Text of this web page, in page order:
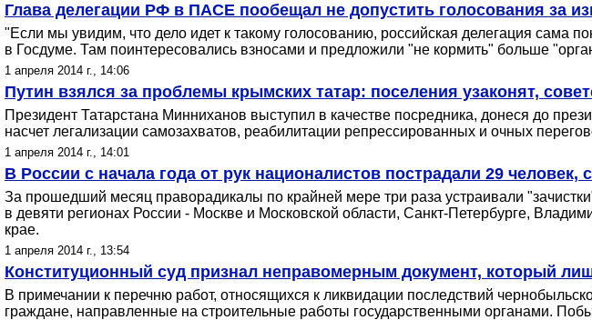
Глава делегации РФ в ПАСЕ пообещал не допустить голосования за
"Если мы увидим, что дело идет к такому голосованию, российская делегация сама
в Госдуме. Там поинтересовались взносами и предложили "не кормить" больше
1 апреля 2014 г., 14:06
Путин взялся за проблемы крымских татар: поселения узаконят,
Президент Татарстана Минниханов выступил в качестве посредника, донеся до
насчет легализации самозахватов, реабилитации репрессированных и очных
1 апреля 2014 г., 14:01
В России с начала года от рук националистов пострадали 29 человек,
За прошедший месяц праворадикалы по крайней мере три раза устраивали
в девяти регионах России - Москве и Московской области, Санкт-Петербурге,
крае.
1 апреля 2014 г., 13:54
Конституционный суд признал неправомерным документ, который
В примечании к перечню работ, относящихся к ликвидации последствий
граждане, направленные на строительные работы государственными органами.